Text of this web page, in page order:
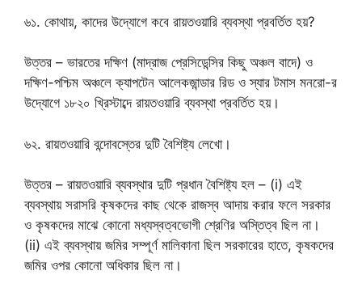
৬১. কোথায়, কাদের উদ্যোগে কবে রায়তওয়ারি ব্যবস্থা প্রবর্তিত হয়?
উত্তর – ভারতের দক্ষিণ (মাদ্রাজ প্রেসিডেন্সির কিছু অঞ্চল বাদে) ও
দক্ষিণ-পশ্চিম অঞ্চলে ক্যাপটেন আলেকজান্ডার রিড ও স্যার টমাস মনরো-র
উদ্যোগে ১৮২০ খ্রিস্টাব্দে রায়তওয়ারি ব্যবস্থা প্রবর্তিত হয়।
৬২. রায়তওয়ারি বন্দোবস্তের দুটি বৈশিষ্ট্য লেখো।
উত্তর – রায়তওয়ারি ব্যবস্থার দুটি প্রধান বৈশিষ্ট্য হল – (i) এই
ব্যবস্থায় সরাসরি কৃষকদের কাছ থেকে রাজস্ব আদায় করার ফলে সরকার
ও কৃষকদের মাঝে কোনো মধ্যস্বত্বভোগী শ্রেণির অস্তিত্ব ছিল না।
(ii) এই ব্যবস্থায় জমির সম্পূর্ণ মালিকানা ছিল সরকারের হাতে, কৃষকদের
জমির ওপর কোনো অধিকার ছিল না।